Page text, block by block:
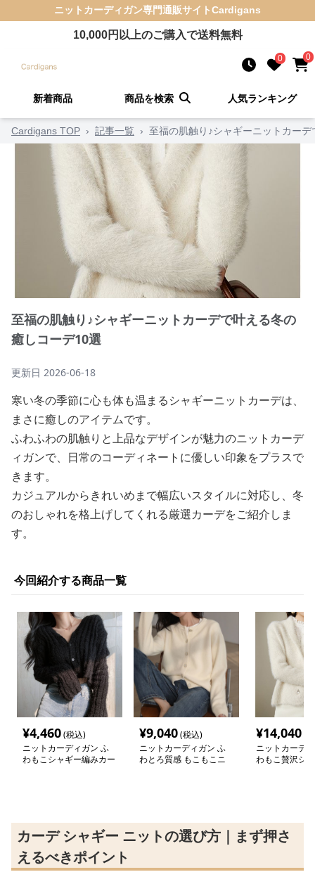
ニットカーディガン専門通販サイトCardigans
10,000円以上のご購入で送料無料
0 0
新着商品 商品を検索 人気ランキング
Cardigans TOP › 記事一覧 › 至福の肌触り♪シャギーニットカー
至福の肌触り♪シャギーニットカーデで叶える冬の
癒しコーデ10選
更新日 2026-06-18
寒い冬の季節に心も体も温まるシャギーニットカーデは、
まさに癒しのアイテムです。
ふわふわの肌触りと上品なデザインが魅力のニットカーデ
ィガンで、日常のコーディネートに優しい印象をプラスで
きます。
カジュアルからきれいめまで幅広いスタイルに対応し、冬
のおしゃれを格上げしてくれる厳選カーデをご紹介しま
す。
今回紹介する商品一覧
¥4,460(税込)
ニットカーディガン ふ
わもこシャギー編みカー
¥9,040(税込)
ニットカーディガン ふ
わとろ質感 もこもこニ
¥14,040
ニットカーデ
わもこ贅沢シ
カーデ シャギー ニットの選び方｜まず押さ
えるべきポイント